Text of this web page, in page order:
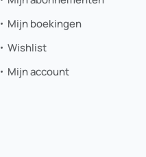
Mijn boekingen
Wishlist
Mijn account